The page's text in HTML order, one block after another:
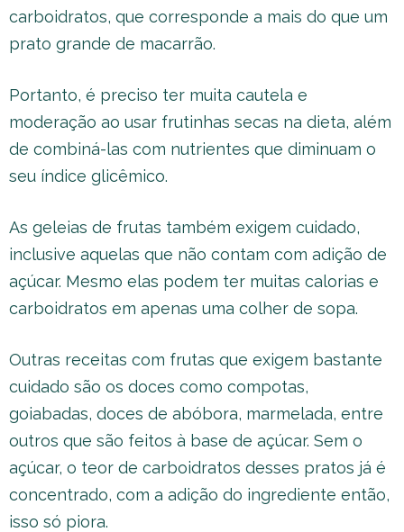
carboidratos, que corresponde a mais do que um
prato grande de macarrão.
Portanto, é preciso ter muita cautela e
moderação ao usar frutinhas secas na dieta, além
de combiná-las com nutrientes que diminuam o
seu índice glicêmico.
As geleias de frutas também exigem cuidado,
inclusive aquelas que não contam com adição de
açúcar. Mesmo elas podem ter muitas calorias e
carboidratos em apenas uma colher de sopa.
Outras receitas com frutas que exigem bastante
cuidado são os doces como compotas,
goiabadas, doces de abóbora, marmelada, entre
outros que são feitos à base de açúcar. Sem o
açúcar, o teor de carboidratos desses pratos já é
concentrado, com a adição do ingrediente então,
isso só piora.